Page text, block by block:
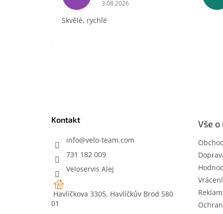
3.08.2026
Skvělé, rychlé
Kontakt
info@velo-team.com
731 182 009
Veloservis Alej
Havlíčkova 3305, Havlíčkův Brod 580
01
Vše o